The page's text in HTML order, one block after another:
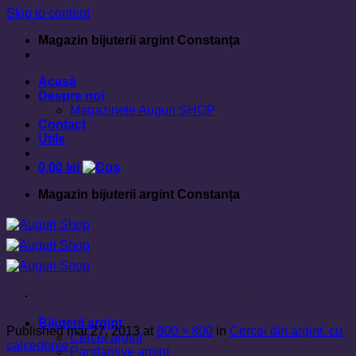
Skip to content
Magazin bijuterii argint Constanța
Acasă
Despre noi
Magazinele Auguri SHOP
Contact
Utile
0,00 lei
Magazin bijuterii argint Constanța
Bijuterii argint
Cercei argint
Pandantive argint
Cercei din argint, cu calcedonie
Publishedmai 27, 2013at 800 × 800 in Cercei din argint, cu
calcedonie